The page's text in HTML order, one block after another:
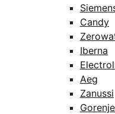
Candy
Iberna
Aeg
Zanussi
Gorenje